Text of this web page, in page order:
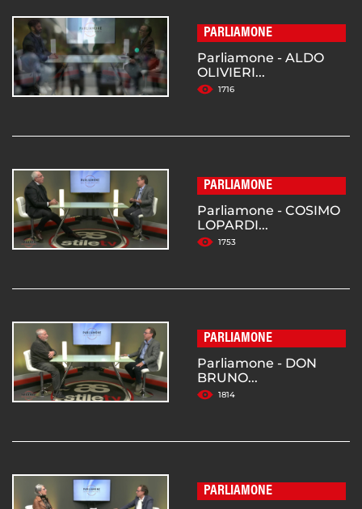
PARLIAMONE
Parliamone - ALDO
OLIVIERI...
1716
PARLIAMONE
Parliamone - COSIMO
LOPARDI...
1753
PARLIAMONE
Parliamone - DON
BRUNO...
1814
PARLIAMONE